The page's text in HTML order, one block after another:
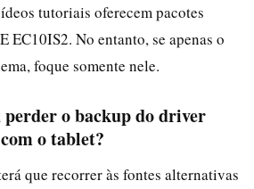
tutoriais oferecem pacotes
EC10IS2. No entanto, se apenas o
foque somente nele.
perder o backup do driver
o tablet?
que recorrer às fontes alternativas